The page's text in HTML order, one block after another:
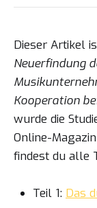
Dieser Artikel
Neuerfindung
Kooperation
wurde die
Online-
findest du alle
Teil 1: Das